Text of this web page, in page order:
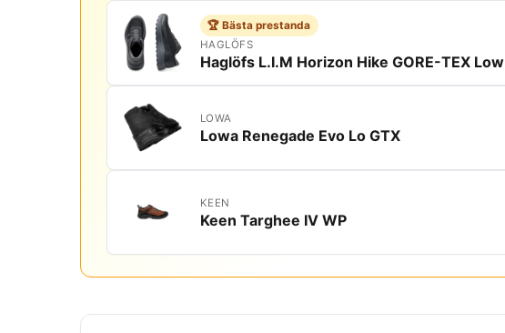
🏆 Bästa prestanda
HAGLÖFS
Haglöfs L.I.M Horizon Hike GORE-TEX Low
LOWA
Lowa Renegade Evo Lo GTX
KEEN
Keen Targhee IV WP